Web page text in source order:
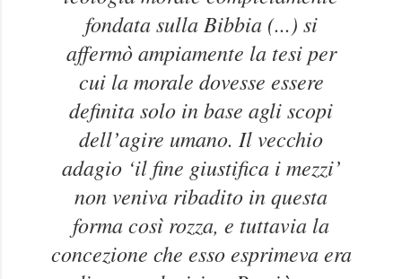
fondata sulla Bibbia (...) si
affermò ampiamente la tesi per
cui la morale dovesse essere
definita solo in base agli scopi
dell’agire umano. Il vecchio
adagio ‘il fine giustifica i mezzi’
non veniva ribadito in questa
forma così rozza, e tuttavia la
concezione che esso esprimeva era